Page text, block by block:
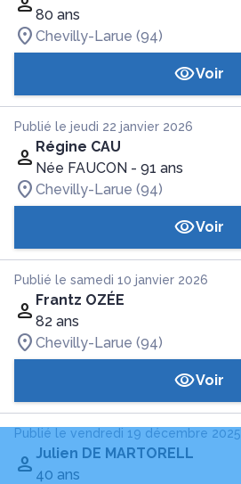
80 ans
Chevilly-Larue (94)
Voir
Publié le jeudi 22 janvier 2026
Régine CAU
Née FAUCON - 91 ans
Chevilly-Larue (94)
Voir
Publié le samedi 10 janvier 2026
Frantz OZÉE
82 ans
Chevilly-Larue (94)
Voir
Publié le vendredi 19 décembre 2025
Julien DE MARTORELL
40 ans